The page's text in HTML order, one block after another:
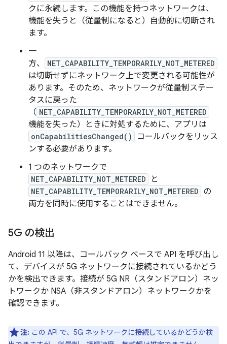
クに永続します。この機能を持つネットワークは、
機能を失うと（従量制になると）自動的に切断され
ます。
一
方、
NET_CAPABILITY_TEMPORARILY_NOT_METERED
は切断せずにネットワーク上で変更される可能性が
あります。そのため、ネットワークが従量制ステー
タスに戻った
（ NET_CAPABILITY_TEMPORARILY_NOT_METERED
機能を失った）ときに対処するために、アプリは
onCapabilitiesChanged()
コールバックをリッス
ンする必要があります。
1 つのネットワークで
NET_CAPABILITY_NOT_METERED と
NET_CAPABILITY_TEMPORARILY_NOT_METERED の
両方を同時に使用することはできません。
5G の検出
Android 11 以降は、コールバック ベースで API を呼び出し
て、デバイスが 5G ネットワークに接続されているかどう
かを検出できます。接続が 5G NR（スタンドアロン）ネッ
トワークか NSA（非スタンドアロン）ネットワークかを
確認できます。
注: この API で、5G ネットワークに接続しているかどうか検